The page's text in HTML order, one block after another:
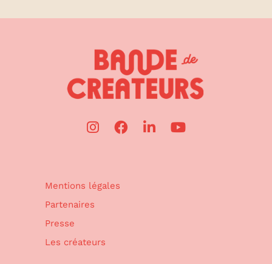
Mentions légales
Partenaires
Presse
Les créateurs